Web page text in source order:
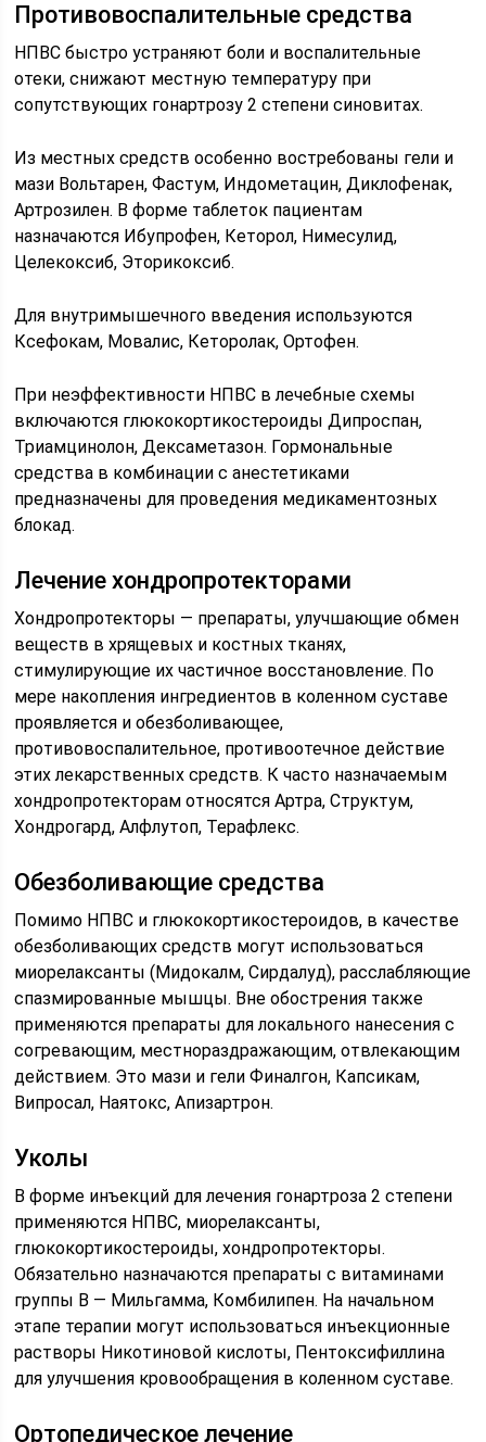
Противовоспалительные средства
НПВС быстро устраняют боли и воспалительные
отеки, снижают местную температуру при
сопутствующих гонартрозу 2 степени синовитах.
Из местных средств особенно востребованы гели и
мази Вольтарен, Фастум, Индометацин, Диклофенак,
Артрозилен. В форме таблеток пациентам
назначаются Ибупрофен, Кеторол, Нимесулид,
Целекоксиб, Эторикоксиб.
Для внутримышечного введения используются
Ксефокам, Мовалис, Кеторолак, Ортофен.
При неэффективности НПВС в лечебные схемы
включаются глюкокортикостероиды Дипроспан,
Триамцинолон, Дексаметазон. Гормональные
средства в комбинации с анестетиками
предназначены для проведения медикаментозных
блокад.
Лечение хондропротекторами
Хондропротекторы — препараты, улучшающие обмен
веществ в хрящевых и костных тканях,
стимулирующие их частичное восстановление. По
мере накопления ингредиентов в коленном суставе
проявляется и обезболивающее,
противовоспалительное, противоотечное действие
этих лекарственных средств. К часто назначаемым
хондропротекторам относятся Артра, Структум,
Хондрогард, Алфлутоп, Терафлекс.
Обезболивающие средства
Помимо НПВС и глюкокортикостероидов, в качестве
обезболивающих средств могут использоваться
миорелаксанты (Мидокалм, Сирдалуд), расслабляющие
спазмированные мышцы. Вне обострения также
применяются препараты для локального нанесения с
согревающим, местнораздражающим, отвлекающим
действием. Это мази и гели Финалгон, Капсикам,
Випросал, Наятокс, Апизартрон.
Уколы
В форме инъекций для лечения гонартроза 2 степени
применяются НПВС, миорелаксанты,
глюкокортикостероиды, хондропротекторы.
Обязательно назначаются препараты с витаминами
группы B — Мильгамма, Комбилипен. На начальном
этапе терапии могут использоваться инъекционные
растворы Никотиновой кислоты, Пентоксифиллина
для улучшения кровообращения в коленном суставе.
Ортопедическое лечение